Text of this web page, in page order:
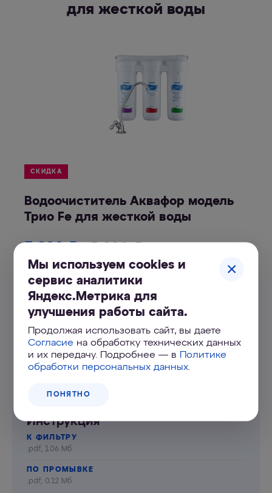
для жесткой воды
СКИДКА
Водоочиститель Аквафор модель
Трио Fe для жесткой воды
КУПИТЬ ОНЛАЙН
Адреса магазинов
Инструкция
К ФИЛЬТРУ
.pdf, 1.06 Мб
ПО ПРОМЫВКЕ
.pdf, 0.12 Мб
Мы используем cookies и
сервис аналитики
Яндекс.Метрика для
улучшения работы сайта.
Продолжая использовать сайт, вы даете
Согласие на обработку технических данных
и их передачу. Подробнее — в Политике
обработки персональных данных
ПОНЯТНО